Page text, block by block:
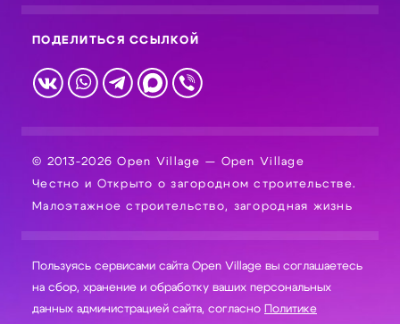
ПОДЕЛИТЬСЯ ССЫЛКОЙ
© 2013-2026 Open Village — Open Village
Честно и Открыто о загородном строительстве.
Малоэтажное строительство, загородная жизнь
Пользуясь сервисами сайта Open Village вы соглашаетесь
на сбор, хранение и обработку ваших персональных
данных администрацией сайта, согласно Политике